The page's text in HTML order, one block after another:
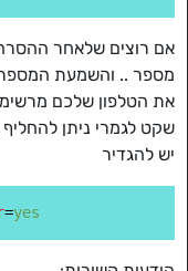
אם רוצים שלאחר
מספר .. והשמעת
את הטלפון שלכם
שקט לגמרי ניתן
יש להגדיר
=yes